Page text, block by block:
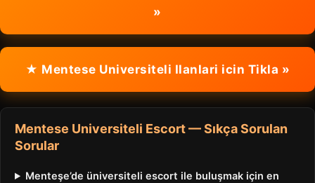
»
★ Mentese Universiteli Ilanlari icin Tikla »
Mentese Universiteli Escort — Sıkça Sorulan
Sorular
Menteşe’de üniversiteli escort ile buluşmak için en